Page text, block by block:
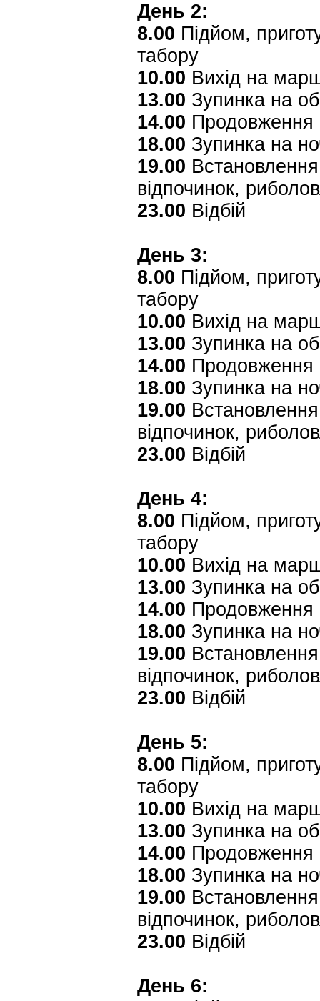
День 2:
8.00 Підйом,
табору
10.00 Вихід на
13.00 Зупинка на
14.00 Продовження
18.00 Зупинка на
19.00
відпочинок,
23.00 Відбій
День 3:
8.00 Підйом,
табору
10.00 Вихід на
13.00 Зупинка на
14.00 Продовження
18.00 Зупинка на
19.00
відпочинок,
23.00 Відбій
День 4:
8.00 Підйом,
табору
10.00 Вихід на
13.00 Зупинка на
14.00 Продовження
18.00 Зупинка на
19.00
відпочинок,
23.00 Відбій
День 5:
8.00 Підйом,
табору
10.00 Вихід на
13.00 Зупинка на
14.00 Продовження
18.00 Зупинка на
19.00
відпочинок,
23.00 Відбій
День 6: